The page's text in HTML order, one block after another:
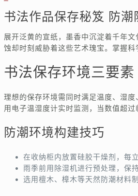
书法作品保存秘笈 防潮
展开泛黄的宣纸，墨香中沉淀着千年
蚀却时刻威胁着这些艺术瑰宝。掌握
书法保存环境三要素
理想的保存环境需同时满足温度、湿
用电子温湿度计实时监测，当数值超过
防潮环境构建技巧
在收纳柜内放置硅胶干燥剂，每
雨季前用除湿机进行预处理，保
选用檀木、樟木等天然防潮材料